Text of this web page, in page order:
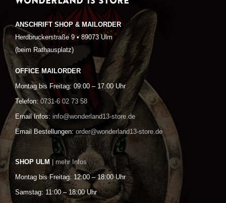
ANSCHRIFT SHOP & MAILORDER
Herdbruckerstraße 9 • 89073 Ulm
(beim Rathausplatz)
OFFICE MAILORDER
Montag bis Freitag: 09:00 – 17:00 Uhr
Telefon: 0731-6 02 73 58
Email Infos: info@wonderland13-store.de
Email Bestellungen: order@wonderland13-store.de
SHOP ULM | mehr Infos
Montag bis Freitag: 12:00 – 18:00 Uhr
Samstag: 11:00 – 18:00 Uhr